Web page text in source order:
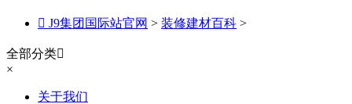
 J9集团国际站官网 > 装修建材百科 >
全部分类
×
关于我们